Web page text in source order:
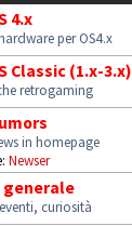
4.x
per OS4.x
Classic (1.x-3.x)
retrogaming
in homepage
Newser
generale
curiosità